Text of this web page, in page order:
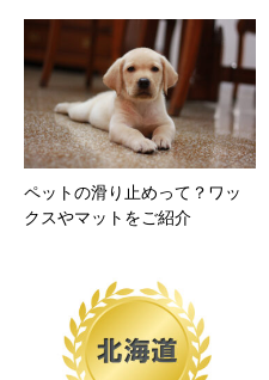
ペットの滑り止めって？ワッ
クスやマットをご紹介